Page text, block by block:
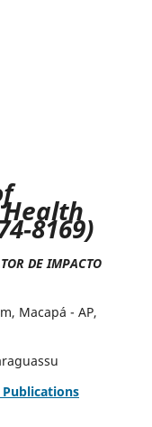
8169)
DE IMPACTO
Macapá - AP,